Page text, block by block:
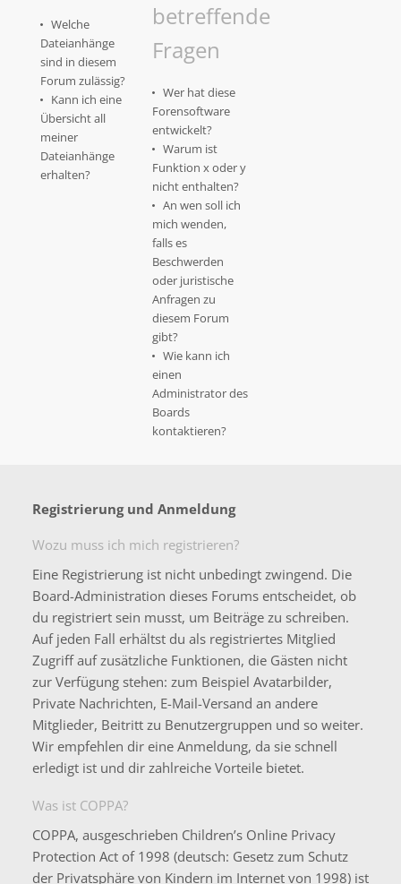
Welche
Dateianhänge
sind in diesem
Forum zulässig?
Kann ich eine
Übersicht all
meiner
Dateianhänge
erhalten?
betreffende
Fragen
Wer hat diese
Forensoftware
entwickelt?
Warum ist
Funktion x oder y
nicht enthalten?
An wen soll ich
mich wenden,
falls es
Beschwerden
oder juristische
Anfragen zu
diesem Forum
gibt?
Wie kann ich
einen
Administrator des
Boards
kontaktieren?
Registrierung und Anmeldung
Wozu muss ich mich registrieren?
Eine Registrierung ist nicht unbedingt zwingend. Die
Board-Administration dieses Forums entscheidet, ob
du registriert sein musst, um Beiträge zu schreiben.
Auf jeden Fall erhältst du als registriertes Mitglied
Zugriff auf zusätzliche Funktionen, die Gästen nicht
zur Verfügung stehen: zum Beispiel Avatarbilder,
Private Nachrichten, E-Mail-Versand an andere
Mitglieder, Beitritt zu Benutzergruppen und so weiter.
Wir empfehlen dir eine Anmeldung, da sie schnell
erledigt ist und dir zahlreiche Vorteile bietet.
Was ist COPPA?
COPPA, ausgeschrieben Children’s Online Privacy
Protection Act of 1998 (deutsch: Gesetz zum Schutz
der Privatsphäre von Kindern im Internet von 1998) ist